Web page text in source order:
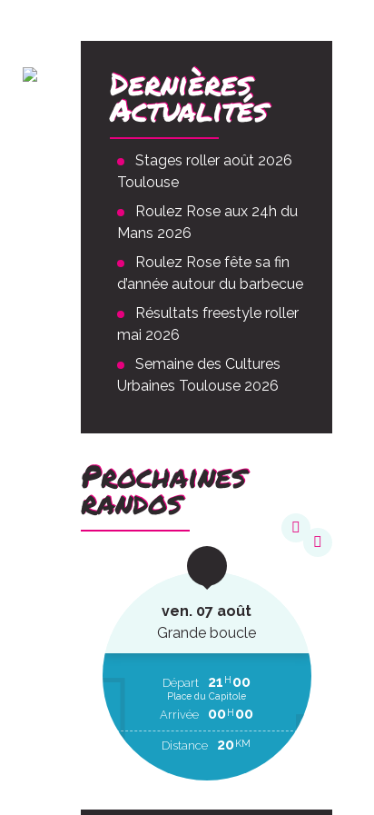
Dernières
Actualités
Stages roller août 2026
Toulouse
Roulez Rose aux 24h du
Mans 2026
Roulez Rose fête sa fin
d’année autour du barbecue
Résultats freestyle roller
mai 2026
Semaine des Cultures
Urbaines Toulouse 2026
Prochaines
randos
ven. 07 août
Grande boucle
Départ 21 H 00
Place du Capitole
Arrivée 00H 00
Distance 20KM